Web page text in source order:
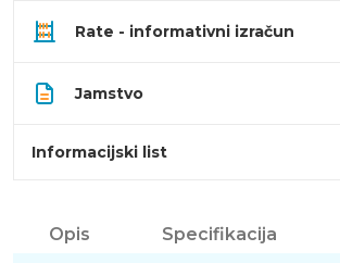
Rate - informativni izračun
Jamstvo
Informacijski list
Opis Specifikacija